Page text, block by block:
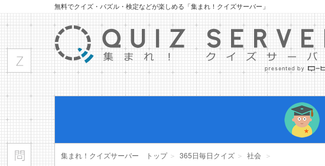
無料でクイズ・パズル・検定などが楽しめる「集まれ！クイズサーバー」
集まれ！クイズサーバー トップ＞ 365日毎日クイズ ＞ 社会 ＞